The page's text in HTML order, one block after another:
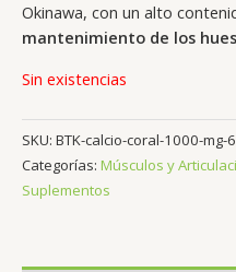
Okinawa, con un alto
mantenimiento de los
Sin existencias
SKU: BTK-calcio-coral-1000-mg-
Categorías: Músculos y
Suplementos